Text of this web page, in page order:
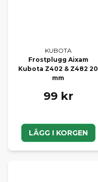
KUBOTA
Frostplugg Aixam
Kubota Z402 & Z482 20
mm
99 kr
LÄGG I KORGEN